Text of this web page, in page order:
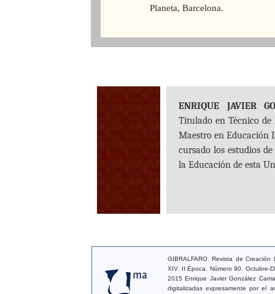
Planeta, Barcelona.
ENRIQUE JAVIER
Titulado en Técnico
Maestro en Educación
cursado los estudios
la Educación de esta
GIBRALFARO. Revista de
XIV. II Época. Número 90. Octubre-
2015 Enrique Javier González
digitalizadas expresamente por el